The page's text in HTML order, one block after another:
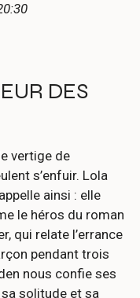
DES
vertige de
s’enfuir. Lola
ainsi : elle
le héros du roman
qui relate l’errance
pendant trois
nous confie ses
solitude et sa